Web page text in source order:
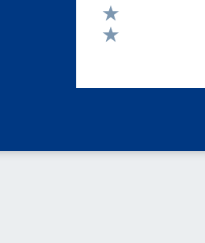
Valuta 3 stelle su 5
Valuta 2 stelle su 5